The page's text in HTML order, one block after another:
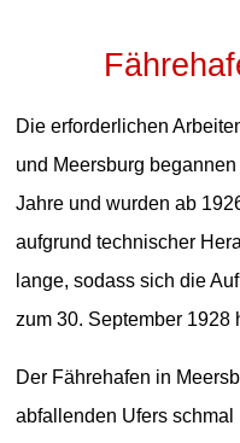
Die erforderlichen
und Meersburg
Jahre und wurden ab
aufgrund technischer
lange, sodass sich die
zum 30. September 1928
Der Fährehafen in
abfallenden Ufers